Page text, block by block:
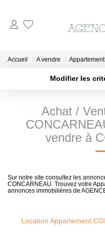
A
A
Accueil A vendre Appartement
Modifier les
Sélectionnez...
Type de bienAchat /
vendre à
Sur notre site consultez les
CONCARNEAU. Trouvez votre
annonces immobilières de
Location Appartement